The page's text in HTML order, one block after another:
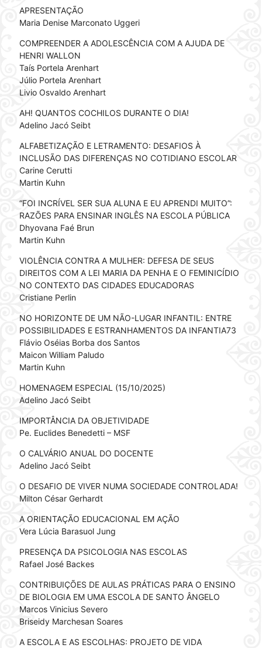
APRESENTAÇÃO
Maria Denise Marconato Uggeri
COMPREENDER A ADOLESCÊNCIA COM A AJUDA DE
HENRI WALLON
Taís Portela Arenhart
Júlio Portela Arenhart
Livio Osvaldo Arenhart
AH! QUANTOS COCHILOS DURANTE O DIA!
Adelino Jacó Seibt
ALFABETIZAÇÃO E LETRAMENTO: DESAFIOS À
INCLUSÃO DAS DIFERENÇAS NO COTIDIANO ESCOLAR
Carine Cerutti
Martin Kuhn
“FOI INCRÍVEL SER SUA ALUNA E EU APRENDI MUITO”:
RAZÕES PARA ENSINAR INGLÊS NA ESCOLA PÚBLICA
Dhyovana Faé Brun
Martin Kuhn
VIOLÊNCIA CONTRA A MULHER: DEFESA DE SEUS
DIREITOS COM A LEI MARIA DA PENHA E O FEMINICÍDIO
NO CONTEXTO DAS CIDADES EDUCADORAS
Cristiane Perlin
NO HORIZONTE DE UM NÃO-LUGAR INFANTIL: ENTRE
POSSIBILIDADES E ESTRANHAMENTOS DA INFANTIA73
Flávio Oséias Borba dos Santos
Maicon William Paludo
Martin Kuhn
HOMENAGEM ESPECIAL (15/10/2025)
Adelino Jacó Seibt
IMPORTÂNCIA DA OBJETIVIDADE
Pe. Euclides Benedetti – MSF
O CALVÁRIO ANUAL DO DOCENTE
Adelino Jacó Seibt
O DESAFIO DE VIVER NUMA SOCIEDADE CONTROLADA!
Milton César Gerhardt
A ORIENTAÇÃO EDUCACIONAL EM AÇÃO
Vera Lúcia Barasuol Jung
PRESENÇA DA PSICOLOGIA NAS ESCOLAS
Rafael José Backes
CONTRIBUIÇÕES DE AULAS PRÁTICAS PARA O ENSINO
DE BIOLOGIA EM UMA ESCOLA DE SANTO ÂNGELO
Marcos Vinicius Severo
Briseidy Marchesan Soares
A ESCOLA E AS ESCOLHAS: PROJETO DE VIDA